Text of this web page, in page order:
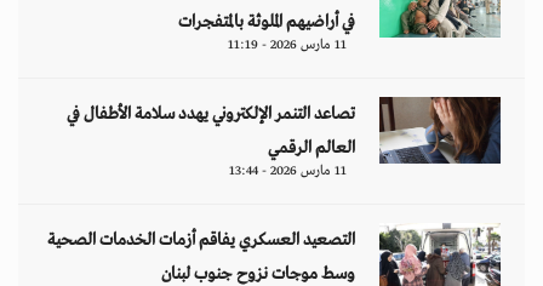
في أراضيهم الملوثة بالمتفجرات
11 مارس 2026 - 11:19
تصاعد التنمر الإلكتروني يهدد سلامة الأطفال في
العالم الرقمي
11 مارس 2026 - 13:44
التصعيد العسكري يفاقم أزمات الخدمات الصحية
وسط موجات نزوح جنوب لبنان